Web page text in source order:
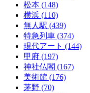
松本 (148)
横浜 (110)
無人駅 (439)
特急列車 (374)
現代アート (144)
甲府 (197)
神社仏閣 (167)
美術館 (176)
茅野 (70)